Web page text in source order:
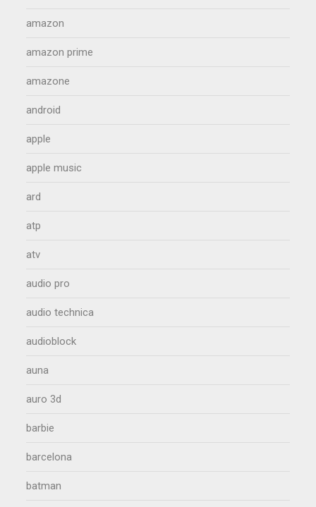
amazon
amazon prime
amazone
android
apple
apple music
ard
atp
atv
audio pro
audio technica
audioblock
auna
auro 3d
barbie
barcelona
batman